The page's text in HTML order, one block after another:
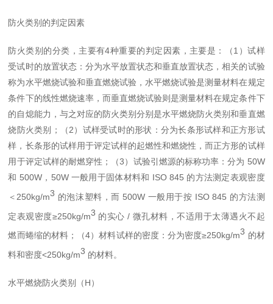
防火类别的判定因素
防火类别的分类，主要有4种重要的判定 因素 ，主要是：（1 ）试样
受试时的放置状态：分为水平放置状态和垂直放置状态，相关的试验
称为水平燃烧试验和垂直燃烧试验，水平燃烧试验是测量材料在规定
条件下的线性燃烧速率，而垂直燃烧试验则是测量材料在规定条件下
的自熄能力，与之对应的防火类别分别是水平燃烧防火类别和垂直燃
烧防火类别；（2）试样受试时的形状：分为长条形试样和正方形试
样，长条形的试样用于评定试样的起燃性和燃烧性，而正方形的试样
用于评定试样的耐燃穿性；（3）试验引燃源的标称功率：分为 50W
和 500W ， 50W 一般用于固体材料和 ISO 845 的方法测定表观密度
＜ 250kg/m3 的泡沫塑料，而 500W 一般用于按 ISO 845 的方法测
定表观密度≥250kg/m3 的实心 / 微孔材料，不适用于太薄遇火不起
燃而蜷缩的材料；（4）材料试样的密度：分为密度≥250kg/m3 的材
料和密度<250kg/m3 的材料。
水平燃烧防火类别（H）